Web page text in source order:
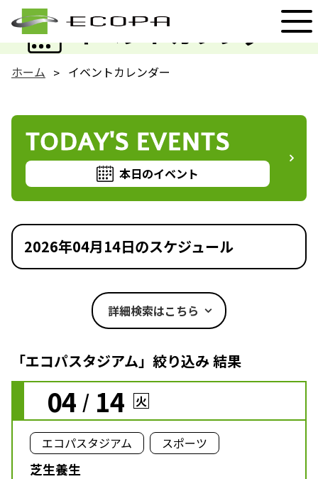
イベントカレンダー
EVENT
ホーム イベントカレンダー
TODAY'S EVENTS
本日のイベント
2026年04月14日のスケジュール
詳細検索はこちら
「エコパスタジアム」絞り込み 結果
04 / 14 火
エコパスタジアム スポーツ
芝生養生